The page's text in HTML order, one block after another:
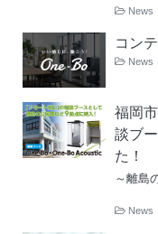
News
コン
News
福岡
談ブ
た！
～離島
News